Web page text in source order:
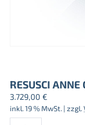
RESUSCI ANNE
3.729,00 €
inkl. 19 % MwSt. | zzgl.